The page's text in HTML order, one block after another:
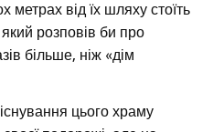
метрах від їх шляху стоїть
розповів би про
більше, ніж «дім
цього храму